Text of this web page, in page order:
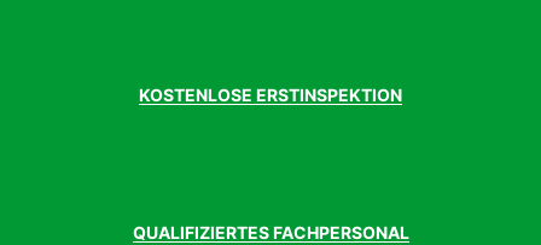
KOSTENLOSE ERSTINSPEKTION
QUALIFIZIERTES FACHPERSONAL